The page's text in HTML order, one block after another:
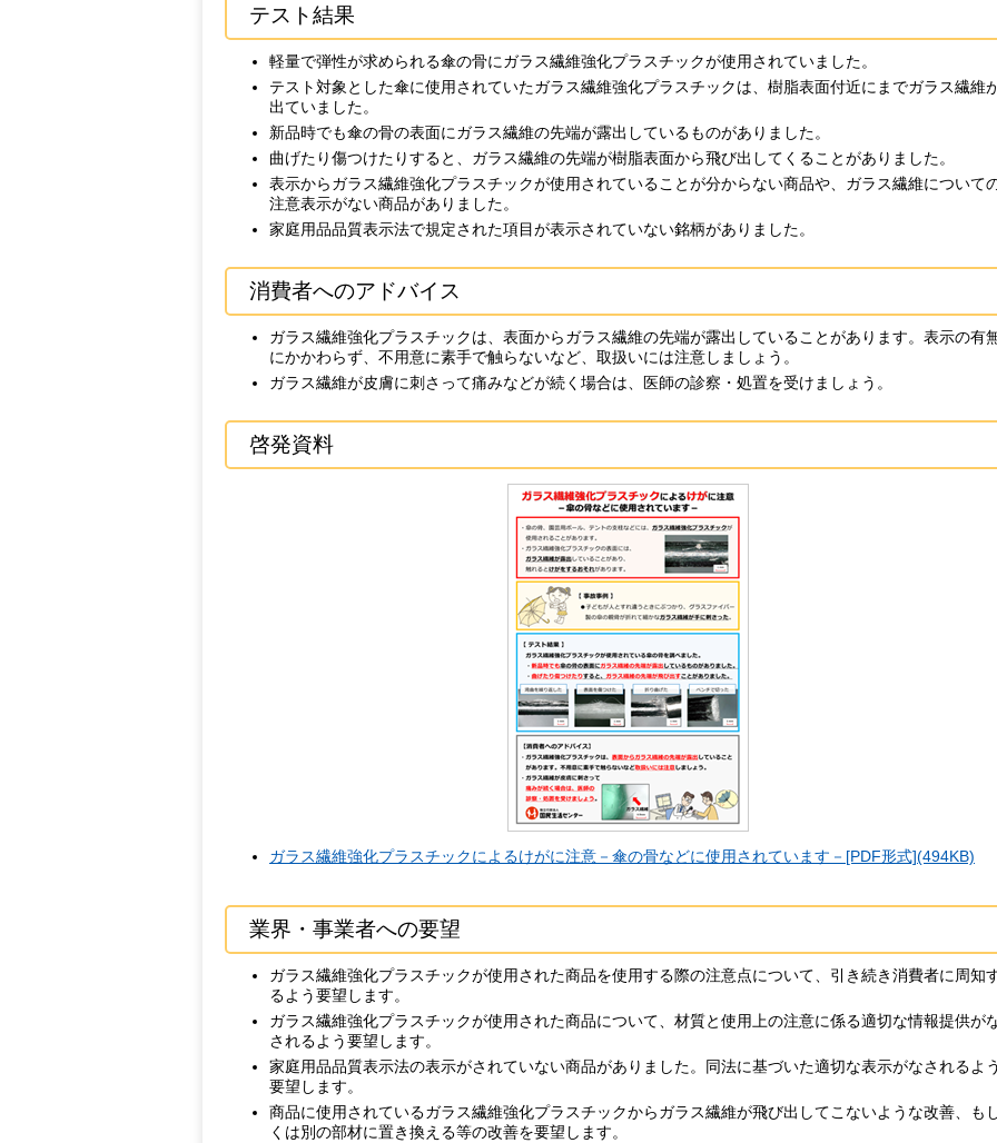
テスト結果
軽量で弾性が求められる傘の骨にガラス繊維強化プラスチックが使用されていました。
テスト対象とした傘に使用されていたガラス繊維強化プラスチックは、樹脂表面付近にまでガラス繊維
出ていました。
新品時でも傘の骨の表面にガラス繊維の先端が露出しているものがありました。
曲げたり傷つけたりすると、ガラス繊維の先端が樹脂表面から飛び出してくることがありました。
表示からガラス繊維強化プラスチックが使用されていることが分からない商品や、ガラス繊維について
注意表示がない商品がありました。
家庭用品品質表示法で規定された項目が表示されていない銘柄がありました。
消費者へのアドバイス
ガラス繊維強化プラスチックは、表面からガラス繊維の先端が露出していることがあります。表示の有
にかかわらず、不用意に素手で触らないなど、取扱いには注意しましょう。
ガラス繊維が皮膚に刺さって痛みなどが続く場合は、医師の診察・処置を受けましょう。
啓発資料
ガラス繊維強化プラスチックによるけがに注意－傘の骨などに使用されています－[PDF形式](494KB)
業界・事業者への要望
ガラス繊維強化プラスチックが使用された商品を使用する際の注意点について、引き続き消費者に周知
るよう要望します。
ガラス繊維強化プラスチックが使用された商品について、材質と使用上の注意に係る適切な情報提供が
されるよう要望します。
家庭用品品質表示法の表示がされていない商品がありました。同法に基づいた適切な表示がなされるよ
要望します。
商品に使用されているガラス繊維強化プラスチックからガラス繊維が飛び出してこないような改善、も
くは別の部材に置き換える等の改善を要望します。